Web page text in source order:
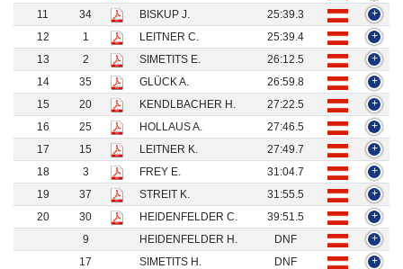
11
34 BISKUP J. 25:39.3
+
12
1 LEITNER C. 25:39.4
+
13
2 SIMETITS E. 26:12.5
+
14
35 GLÜCK A. 26:59.8
+
15
20 KENDLBACHER H. 27:22.5
+
16
25 HOLLAUS A. 27:46.5
+
17
15 LEITNER K. 27:49.7
+
18
3 FREY E. 31:04.7
+
19
37 STREIT K. 31:55.5
+
20
30 HEIDENFELDER C. 39:51.5
+
9
HEIDENFELDER H. DNF
+
17
SIMETITS H. DNF +